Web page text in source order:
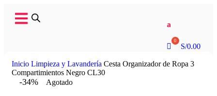
a
S/0.00
Inicio Limpieza y Lavandería Cesta Organizador de Ropa 3
Compartimientos Negro CL30
-34% Agotado